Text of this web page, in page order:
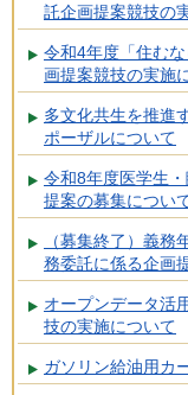
託企画提案競技の
令和4年度「住む
画提案競技の実施
多文化共生を推進
ポーザルについて
令和8年度医学生
提案の募集につい
（募集終了）義
務委託に係る企画
オープンデータ活
技の実施について
ガソリン給油用カ